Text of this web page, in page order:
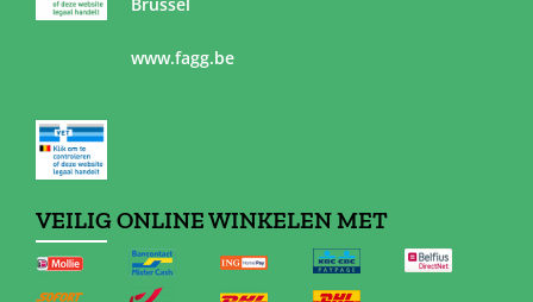
www.fagg.be
VEILIG ONLINE WINKELEN MET